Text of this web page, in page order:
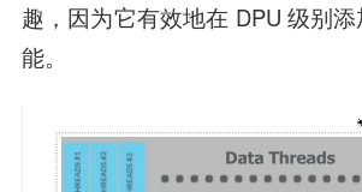
趣，因为它有效地在 DPU 级别
能。